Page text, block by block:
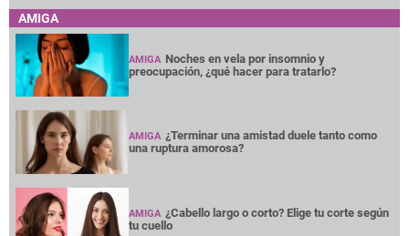
AMIGA
AMIGA Noches en vela por insomnio y
preocupación, ¿qué hacer para tratarlo?
AMIGA ¿Terminar una amistad duele tanto como
una ruptura amorosa?
AMIGA ¿Cabello largo o corto? Elige tu corte según
tu cuello